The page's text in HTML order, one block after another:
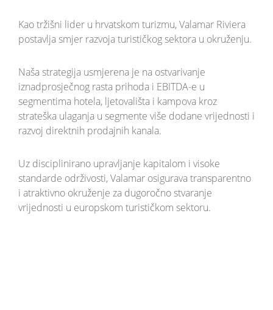
Kao tržišni lider u hrvatskom turizmu, Valamar Riviera
postavlja smjer razvoja turističkog sektora u okruženju.
Naša strategija usmjerena je na ostvarivanje
iznadprosječnog rasta prihoda i EBITDA-e u
segmentima hotela, ljetovališta i kampova kroz
strateška ulaganja u segmente više dodane vrijednosti i
razvoj direktnih prodajnih kanala.
Uz disciplinirano upravljanje kapitalom i visoke
standarde održivosti, Valamar osigurava transparentno
i atraktivno okruženje za dugoročno stvaranje
vrijednosti u europskom turističkom sektoru.